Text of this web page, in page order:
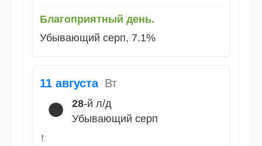
Благоприятный день.
Убывающий серп, 7.1%
11 августа Вт
🌑 28-й л/д
Убывающий серп
↑